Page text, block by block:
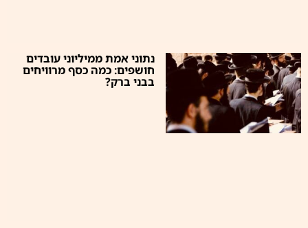
נתוני אמת ממיליוני עובדים
חושפים: כמה כסף מרוויחים
בבני ברק?